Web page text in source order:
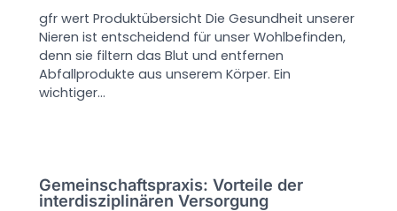
gfr wert Produktübersicht Die Gesundheit unserer
Nieren ist entscheidend für unser Wohlbefinden,
denn sie filtern das Blut und entfernen
Abfallprodukte aus unserem Körper. Ein
wichtiger…
Gemeinschaftspraxis: Vorteile der
interdisziplinären Versorgung